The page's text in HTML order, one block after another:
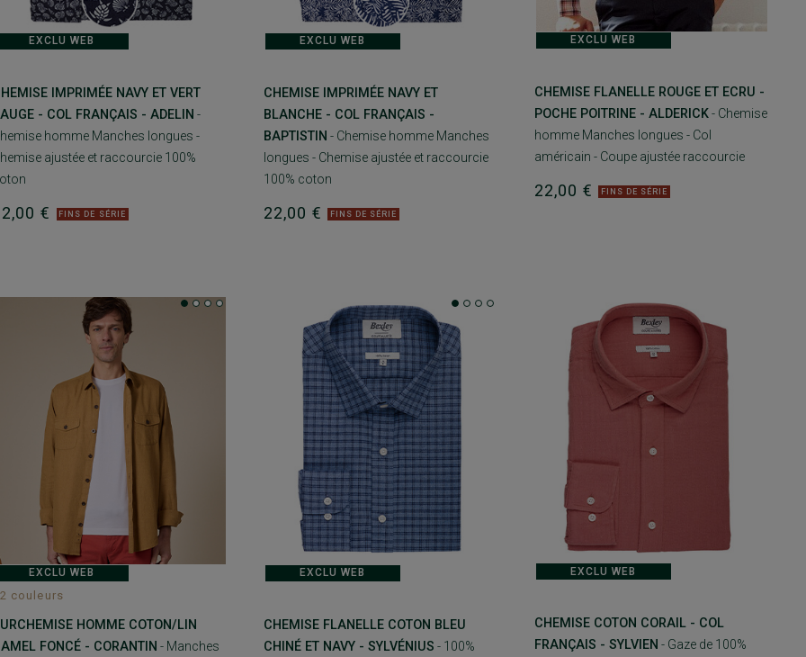
EXCLU WEB
IMPRIMÉE NAVY ET VERT
- COL FRANÇAIS - ADELIN -
homme Manches longues -
ajustée et raccourcie 100%
€ FINS DE SÉRIE
EXCLU WEB
CHEMISE IMPRIMÉE NAVY ET
BLANCHE - COL FRANÇAIS -
BAPTISTIN - Chemise homme Manches
longues - Chemise ajustée et raccourcie
100% coton
22,00 € FINS DE SÉRIE
EXCLU WEB
CHEMISE FLANELLE ROUGE ET ECRU -
POCHE POITRINE - ALDERICK- Chemise
homme Manches longues - Col
américain - Coupe ajustée raccourcie
22,00 € FINS DE SÉRIE
EXCLU WEB
couleurs
HOMME COTON/LIN
FONCÉ - CORANTIN - Manches
EXCLU WEB
CHEMISE FLANELLE COTON BLEU
CHINÉ ET NAVY - SYLVÉNIUS - 100%
EXCLU WEB
CHEMISE COTON CORAIL - COL
FRANÇAIS - SYLVIEN - Gaze de 100%